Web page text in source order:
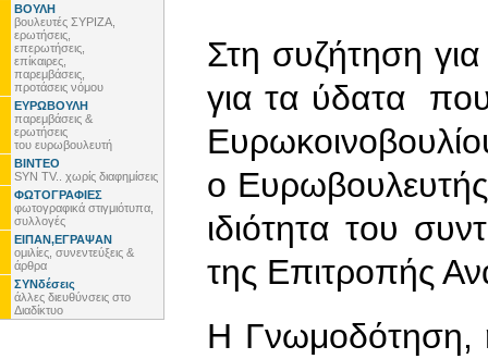
ΒΟΥΛΗ
βουλευτές ΣΥΡΙΖΑ,
ερωτήσεις,
επερωτήσεις,
επίκαιρες,
παρεμβάσεις,
προτάσεις νόμου
ΕΥΡΩΒΟΥΛΗ
παρεμβάσεις &
ερωτήσεις
του ευρωβουλευτή
ΒΙΝΤΕΟ
SYN TV.. χωρίς διαφημίσεις
ΦΩΤΟΓΡΑΦΙΕΣ
φωτογραφικά στιγμιότυπα,
συλλογές
ΕΙΠΑΝ,ΕΓΡΑΨΑΝ
ομιλίες, συνεντεύξεις &
άρθρα
ΣΥΝδέσεις
άλλες διευθύνσεις στο
Διαδίκτυο
Στη συζήτηση
για τα ύδατα που
ο
ιδιότητα του
της Επιτροπής
Η Γνωμοδότηση,